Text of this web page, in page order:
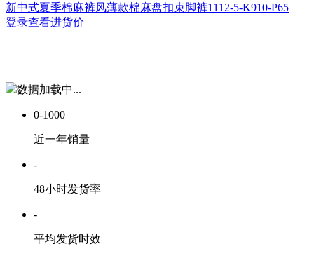
新中式夏季棉麻裤风薄款棉麻盘扣束脚裤1112-5-K910-P65
登录查看进货价
数据加载中...
0-1000
近一年销量
-
48小时发货率
-
平均发货时效